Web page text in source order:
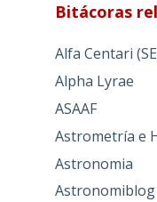
Bitácoras
Alfa Centari
Alpha Lyrae
ASAAF
Astrometría e
Astronomia
Astronomiblog